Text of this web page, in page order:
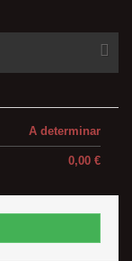
A determinar
0,00 €